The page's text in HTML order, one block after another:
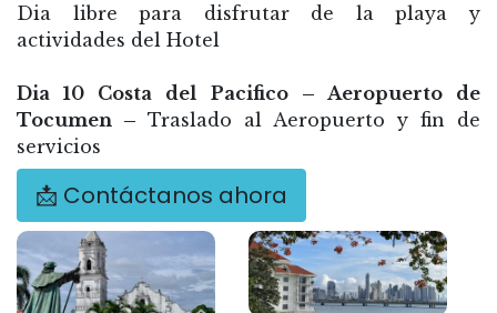
Dia libre para disfrutar de la playa y
actividades del Hotel
Dia 10 Costa del Pacifico – Aeropuerto de
Tocumen – Traslado al Aeropuerto y fin de
servicios
📩 Contáctanos ahora